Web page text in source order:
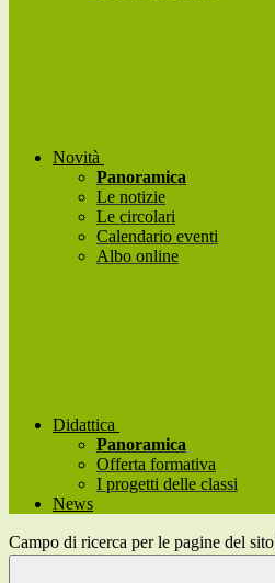
Novità
Panoramica
Le notizie
Le circolari
Calendario eventi
Albo online
Didattica
Panoramica
Offerta formativa
I progetti delle classi
News
Campo di ricerca per le pagine del sito